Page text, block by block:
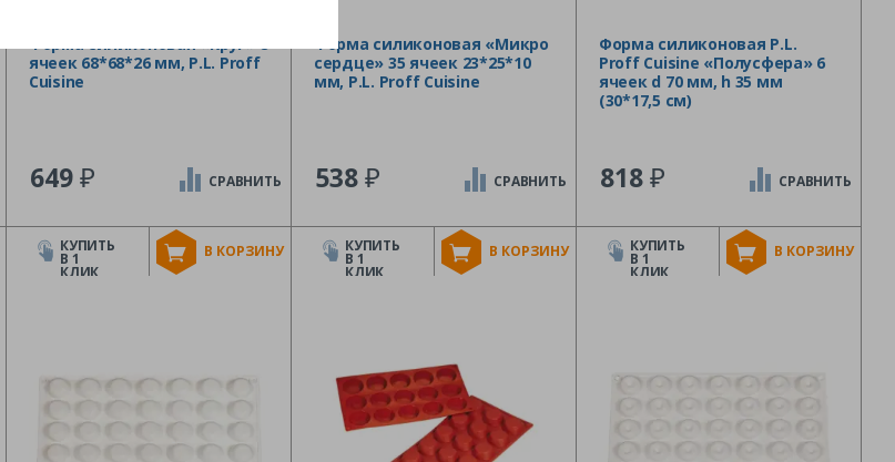
Форма силиконовая «Круг» 8
ячеек 68*68*26 мм, P.L. Proff
Cuisine
649₽
В КОРЗИНУ
СРАВНИТЬ
КУПИТЬ
В 1
КЛИК
Форма силиконовая «Микро
сердце» 35 ячеек 23*25*10
мм, P.L. Proff Cuisine
538₽
В КОРЗИНУ
СРАВНИТЬ
КУПИТЬ
В 1
КЛИК
Форма силиконовая P.L.
Proff Cuisine «Полусфера» 6
ячеек d 70 мм, h 35 мм
(30*17,5 см)
818₽
В КОРЗИНУ
СРАВНИТЬ
КУПИТЬ
В 1
КЛИК